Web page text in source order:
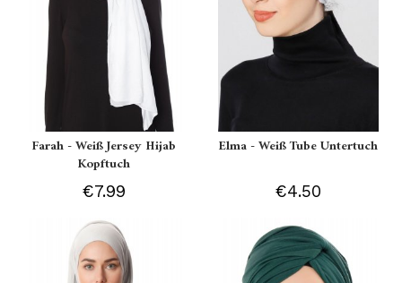
Farah - Weiß Jersey Hijab
Kopftuch
€7.99
Elma - Weiß Tube Untertuch
€4.50